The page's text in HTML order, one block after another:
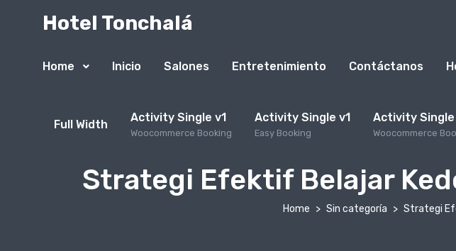
Hotel Tonchalá
Home Inicio Salones Entretenimiento Contáctanos
Full Width Activity Single v1
Woocommerce Booking
Activity Single v1
Easy Booking
Activity
Woocommerce
Strategi Efektif Belajar
Home Sin categoría Strategi